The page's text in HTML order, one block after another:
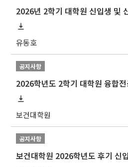
유동호
공지사항
보건대학원
공지사항
보건대학원 2026학년도 후기 신